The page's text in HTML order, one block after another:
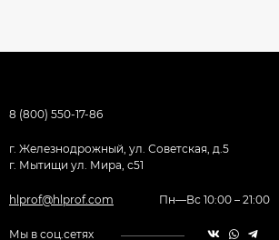
8 (800) 550-17-86
г. Железнодрожный, ул. Советская, д.5
г. Мытищи ул. Мира, с51
hlprof@hlprof.com Пн—Вс 10:00 – 21:00
Мы в соц.сетях